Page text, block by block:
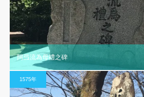
阿弖流為母禮之碑
1575年